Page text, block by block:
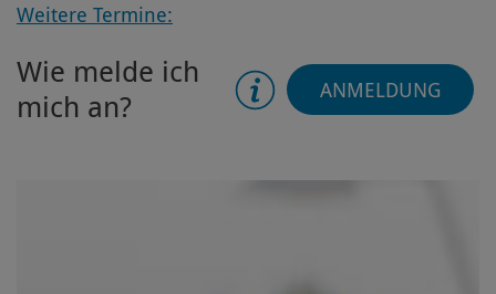
Weitere Termine:
Wie melde ich
mich an?
ANMELDUNG